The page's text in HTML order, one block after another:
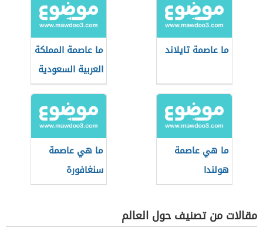
ما عاصمة تايلاند
ما عاصمة المملكة
العربية السعودية
ما هي عاصمة
هولندا
ما هي عاصمة
سنغافورة
مقالات من تصنيف حول العالم